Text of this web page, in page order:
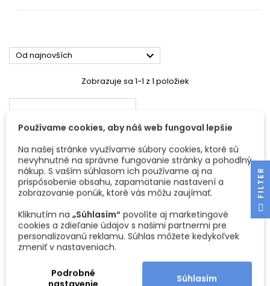
Od najnovších 
Zobrazuje sa 1-1 z 1 položiek
SPOMAĽOVAČ DVERÍ DO
KOĽAJNICE K-075
Spomaľovač je určený pre
na pohodlné a bezpečné
spomalenie pohybu dverí pri
Cena
23,25 €
Používame cookies, aby náš web fungoval lepšie
Na našej stránke využívame súbory cookies, ktoré sú
nevyhnutné na správne fungovanie stránky a pohodlný
nákup. S vaším súhlasom ich používame aj na
prispôsobenie obsahu, zapamätanie nastavení a
zobrazovanie ponúk, ktoré vás môžu zaujímať.
Kliknutím na „Súhlasím“ povolíte aj marketingové
cookies a zdieľanie údajov s našimi partnermi pre
personalizovanú reklamu. Súhlas môžete kedykoľvek
zmeniť v nastaveniach.
Podrobné
Súhlasím
R